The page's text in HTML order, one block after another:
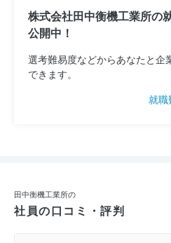
株式会社田中衡機工業所の
公開中！
選考難易度などからあなたと企
できます。
就職
田中衡機工業所の
社員の口コミ・評判